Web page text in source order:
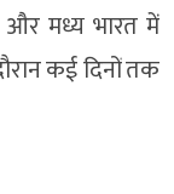
और मध्य भारत में
कई दिनों तक